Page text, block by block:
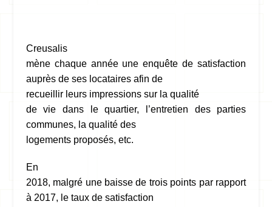
Creusalis
mène chaque année une enquête de satisfaction
auprès de ses locataires afin de
recueillir leurs impressions surla qualité
de vie dans le quartier, l’entretien des parties
communes, la qualité des
logements proposés, etc.
En
2018, malgré une baisse de trois points par rapport
à 2017, le taux de satisfaction